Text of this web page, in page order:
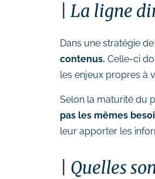
# Identité visuelle
Suivi des performances
# Formation SEO
naturel)
# Formation SEA
# Formation SMO
management)
La ligne
Dans une stratégie
contenus. Celle-ci
les enjeux propres à
Selon la maturité du
pas les mêmes
leur apporter les
Quelles